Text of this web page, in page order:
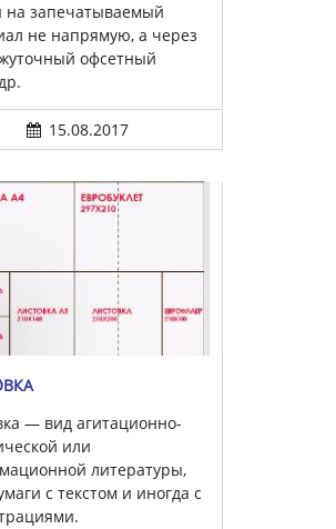
запечатываемый
не напрямую, а через
офсетный
15.08.2017
— вид агитационно-
или
литературы,
с текстом и иногда с